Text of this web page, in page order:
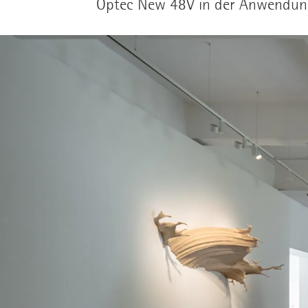
Optec New 48V in der